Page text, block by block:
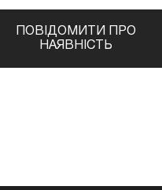
ПОВІДОМИТИ ПРО
НАЯВНІСТЬ